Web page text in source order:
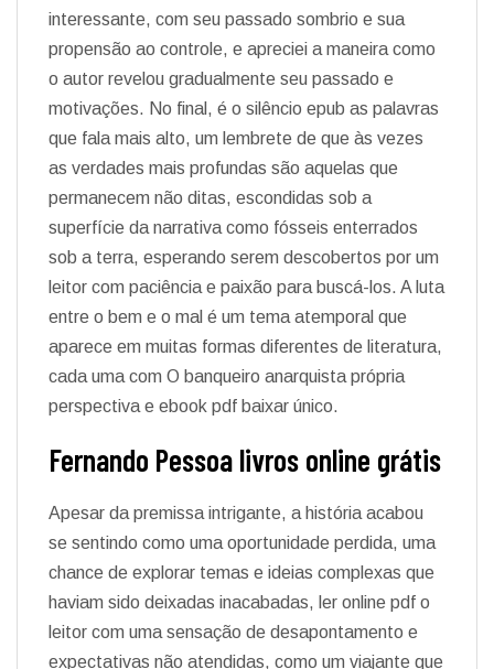
interessante, com seu passado sombrio e sua
propensão ao controle, e apreciei a maneira como
o autor revelou gradualmente seu passado e
motivações. No final, é o silêncio epub as palavras
que fala mais alto, um lembrete de que às vezes
as verdades mais profundas são aquelas que
permanecem não ditas, escondidas sob a
superfície da narrativa como fósseis enterrados
sob a terra, esperando serem descobertos por um
leitor com paciência e paixão para buscá-los. A luta
entre o bem e o mal é um tema atemporal que
aparece em muitas formas diferentes de literatura,
cada uma com O banqueiro anarquista própria
perspectiva e ebook pdf baixar único.
Fernando Pessoa livros online grátis
Apesar da premissa intrigante, a história acabou
se sentindo como uma oportunidade perdida, uma
chance de explorar temas e ideias complexas que
haviam sido deixadas inacabadas, ler online pdf o
leitor com uma sensação de desapontamento e
expectativas não atendidas, como um viajante que